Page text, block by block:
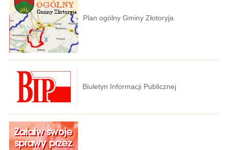
Plan ogólny Gminy Złotoryja
Biuletyn Informacji Publicznej